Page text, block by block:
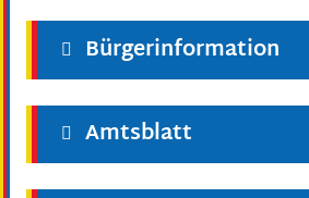
Bürgerinformation
Amtsblatt